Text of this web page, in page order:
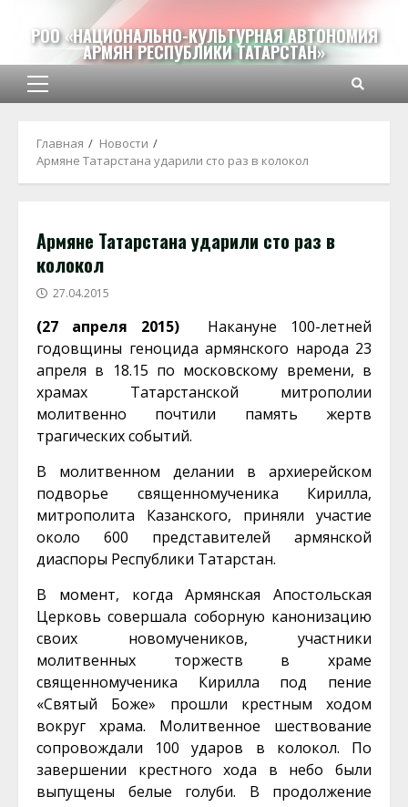
содержимому
РОО «НАЦИОНАЛЬНО-КУЛЬТУРНАЯ АВТОНОМИЯ
АРМЯН РЕСПУБЛИКИ ТАТАРСТАН»
Основное
Главная
Новости
Армяне Татарстана ударили сто раз в колокол
Армяне Татарстана ударили сто раз в
колокол
27.04.2015
(27 апреля 2015) Накануне 100-летней
годовщины геноцида армянского народа 23
апреля в 18.15 по московскому времени, в
храмах Татарстанской митрополии
молитвенно почтили память жертв
трагических событий.
В молитвенном делании в архиерейском
подворье священномученика Кирилла,
митрополита Казанского, приняли участие
около 600 представителей армянской
диаспоры Республики Татарстан.
В момент, когда Армянская Апостольская
Церковь совершала соборную канонизацию
своих новомучеников, участники
молитвенных торжеств в храме
священномученика Кирилла под пение
«Святый Боже» прошли крестным ходом
вокруг храма. Молитвенное шествование
сопровождали 100 ударов в колокол. По
завершении крестного хода в небо были
выпущены белые голуби. В продолжение